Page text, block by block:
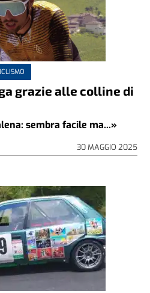
grazie alle colline di
sembra facile ma...»
30 MAGGIO 2025